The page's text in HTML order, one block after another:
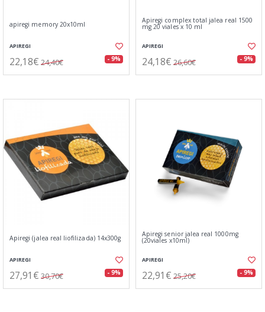
apiregi memory 20x10ml
APIREGI
22,18€ 24,40€ - 9%
Apiregi complex total jalea real 1500
mg 20 viales x 10 ml
APIREGI
24,18€ 26,60€ - 9%
Apiregi (jalea real liofilizada) 14x300g
APIREGI
27,91€ 30,70€ - 9%
Apiregi senior jalea real 1000mg
(20viales x10ml)
APIREGI
22,91€ 25,20€ - 9%